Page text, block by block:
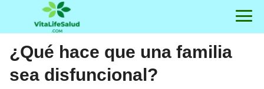
¿Qué hace que una familia
sea disfuncional?